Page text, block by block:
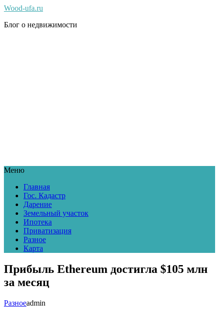
Wood-ufa.ru
Блог о недвижимости
Меню
Главная
Гос. Кадастр
Дарение
Земельный участок
Ипотека
Приватизация
Разное
Карта
Прибыль Ethereum достигла $105 млн
за месяц
Разноеadmin